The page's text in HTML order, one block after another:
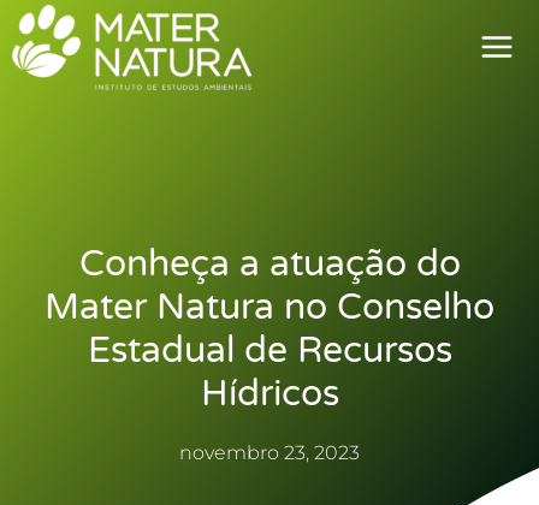
para
Conheça a atuação do
Mater Natura no Conselho
Estadual de Recursos
Hídricos
novembro 23, 2023